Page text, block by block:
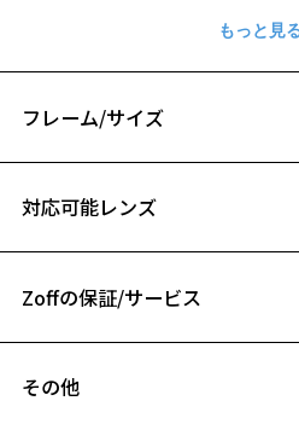
彫金を施したメタルがポイントのUV
ベーシックなボストン型ながらもさり
上がり。
ンビネーションタイプです。
「Zoff UV CLEAR SUNGLASSES」は
新たにレンズ裏面のUV反射を防止す
フレーム/サイズ
B ブリッジ(鼻部分)の横幅：18mm
対応可能レンズ
フレームとレンズの合計
Zoffの保証/サービス
その他